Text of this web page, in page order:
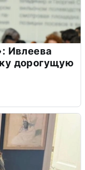
Ивлеева
дорогущую